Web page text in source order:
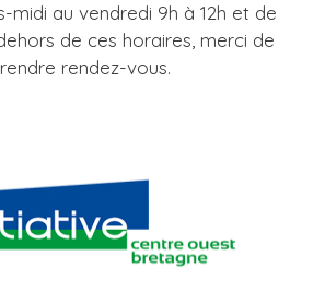
midi au vendredi 9h à 12h et de
de ces horaires, merci de
rendez-vous.